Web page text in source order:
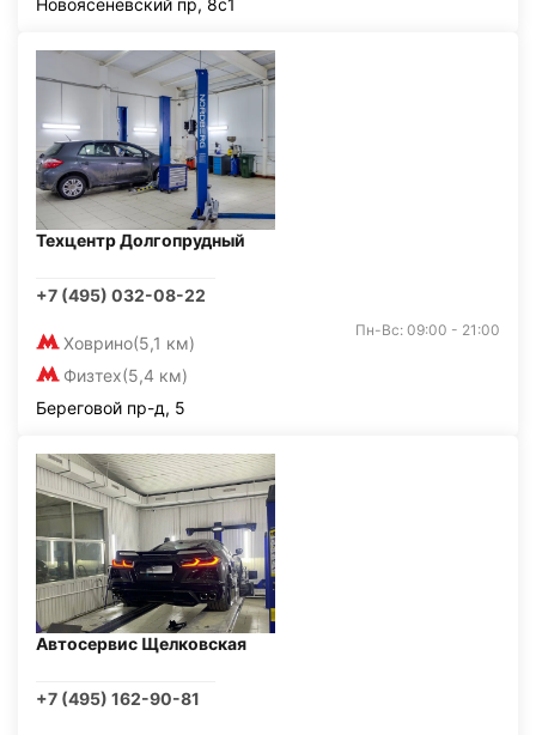
Новоясеневский пр, 8с1
Техцентр Долгопрудный
+7 (495) 032-08-22
Ховрино(5,1 км)
Физтех(5,4 км)
Пн-Вс: 09:00 - 21:00
Береговой пр-д, 5
Автосервис Щелковская
+7 (495) 162-90-81